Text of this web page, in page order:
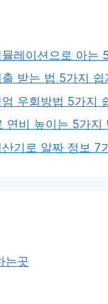
레이션으로 아는
받는 법 5가지
우회방법 5가지
연비 높이는 5가지
기로 알짜 정보 7
는곳